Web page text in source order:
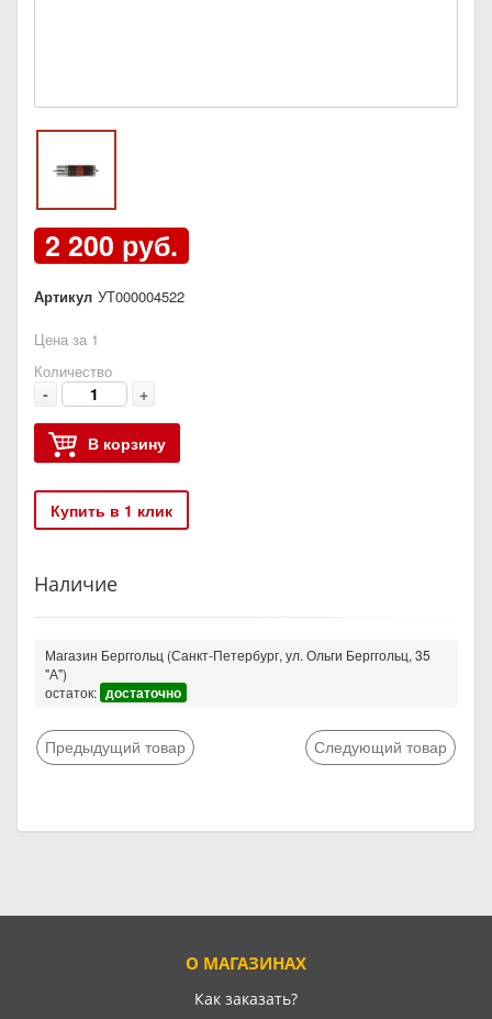
2 200 руб.
Артикул УТ000004522
Цена за 1
Количество
- +
В корзину
Купить в 1 клик
Наличие
Магазин Берггольц (Санкт-Петербург, ул. Ольги Берггольц, 35
"А")
остаток: достаточно
Предыдущий товар Следующий товар
О МАГАЗИНАХ
Как заказать?